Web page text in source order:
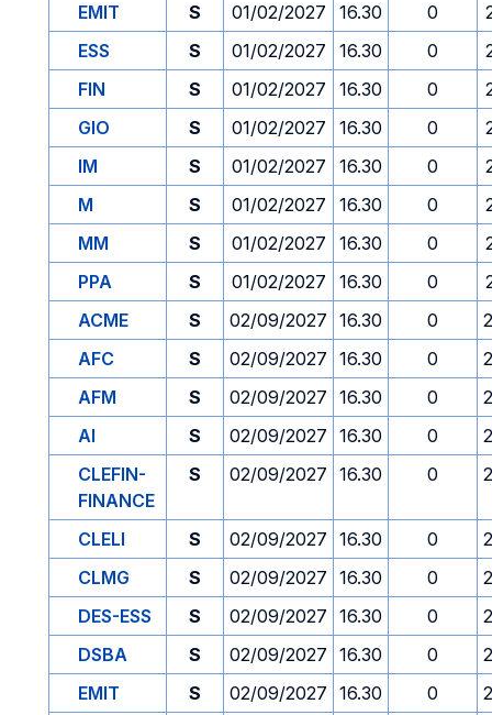
EMIT
S 01/02/2027 16.30 0
ESS
S 01/02/2027 16.30 0
FIN
S 01/02/2027 16.30 0
GIO
S 01/02/2027 16.30 0
IM
S 01/02/2027 16.30 0
M
S 01/02/2027 16.30 0
MM
S 01/02/2027 16.30 0
PPA
S 01/02/2027 16.30 0
ACME
S 02/09/2027 16.30 0
AFC
S 02/09/2027 16.30 0
AFM
S 02/09/2027 16.30 0
AI
S 02/09/2027 16.30 0
CLEFIN-
FINANCE
S 02/09/2027 16.30 0
CLELI S 02/09/2027 16.30 0
CLMG
S 02/09/2027 16.30 0
DES-ESS
S 02/09/2027 16.30 0
DSBA
S 02/09/2027 16.30 0
EMIT
S 02/09/2027 16.30 0